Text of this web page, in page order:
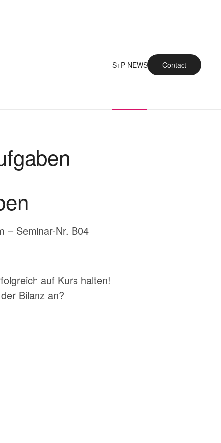
S+P NEWS Contact
– Seminar-Nr. B04
auf Kurs halten!
Bilanz an?